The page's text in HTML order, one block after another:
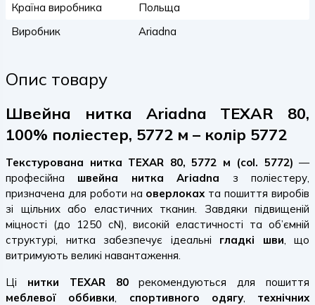
Країна виробника
Польща
Виробник
Ariadna
Опис товару
Швейна нитка Ariadna TEXAR 80,
100% поліестер, 5772 м – колір 5772
Текстурована нитка TEXAR 80, 5772 м (col. 5772) —
професійна швейна нитка Ariadna з поліестеру,
призначена для роботи на оверлокахта пошиття виробів
зі щільних або еластичних тканин. Завдяки підвищеній
міцності (до 1250 cN), високій еластичності та об’ємній
структурі, нитка забезпечує ідеальні гладкі шви, що
витримують великі навантаження.
Ці нитки TEXAR 80рекомендуються для пошиття
меблевої оббивки, спортивного одягу, технічних